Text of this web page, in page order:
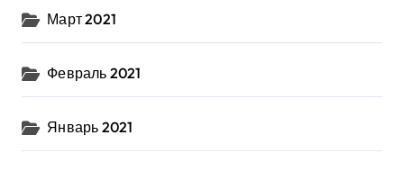
Март 2021
Февраль 2021
Январь 2021